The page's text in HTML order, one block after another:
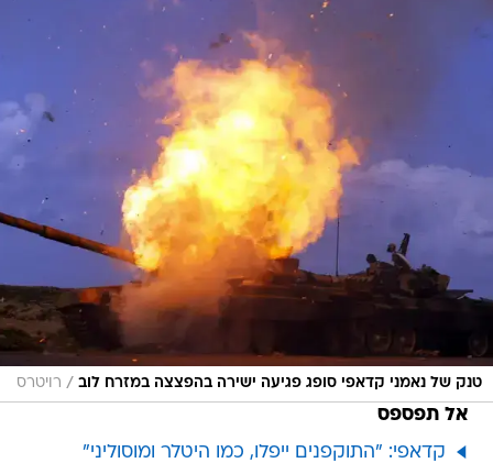
טנק של נאמני קדאפי סופג פגיעה ישירה בהפצצה במזרח לוב / רויטרס
אל תפספס
קדאפי: "התוקפנים ייפלו, כמו היטלר ומוסוליני"